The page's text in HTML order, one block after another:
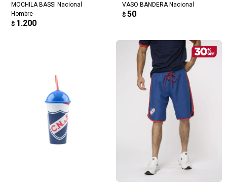
MOCHILA BASSI Nacional
Hombre
$ 1.200
VASO BANDERA Nacional
$ 50